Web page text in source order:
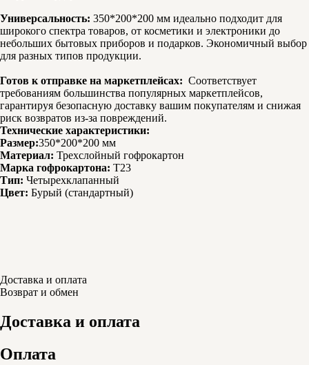
Универсальность: 350*200*200 мм идеально подходит для
широкого спектра товаров, от косметики и электроники до
небольших бытовых приборов и подарков. Экономичный выбор
для разных типов продукции.
Готов к отправке на маркетплейсах: Соответствует
требованиям большинства популярных маркетплейсов,
гарантируя безопасную доставку вашим покупателям и снижая
риск возвратов из-за повреждений.
Технические характеристики:
Размер:350*200*200 мм
Материал: Трехслойный гофрокартон
Марка гофрокартона: Т23
Тип: Четырехклапанный
Цвет: Бурый (стандартный)
Доставка и оплата
Возврат и обмен
Доставка и оплата
Оплата